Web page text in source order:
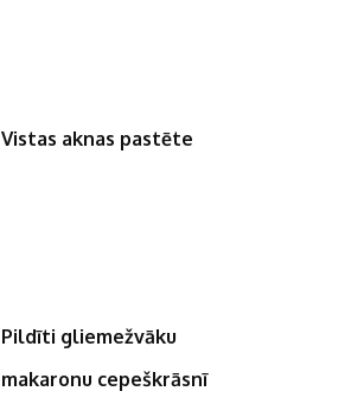
Vistas aknas pastēte
Pildīti gliemežvāku
makaronu cepeškrāsnī